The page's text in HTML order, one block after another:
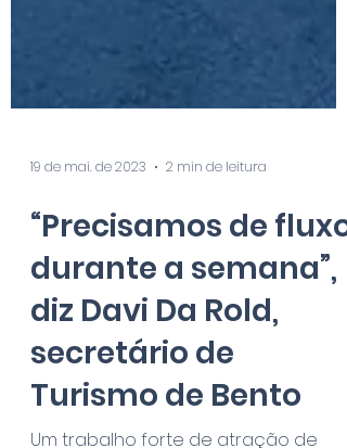
19 de mai. de 2023 2 min de leitura
“Precisamos de fluxo
durante a semana”,
diz Davi Da Rold,